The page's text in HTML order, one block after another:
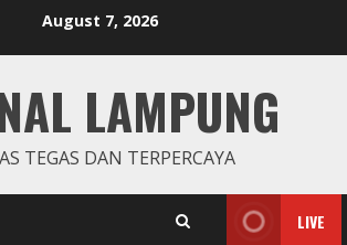
August 7, 2026
LAMPUNG
TEGAS DAN TERPERCAYA
LIVE